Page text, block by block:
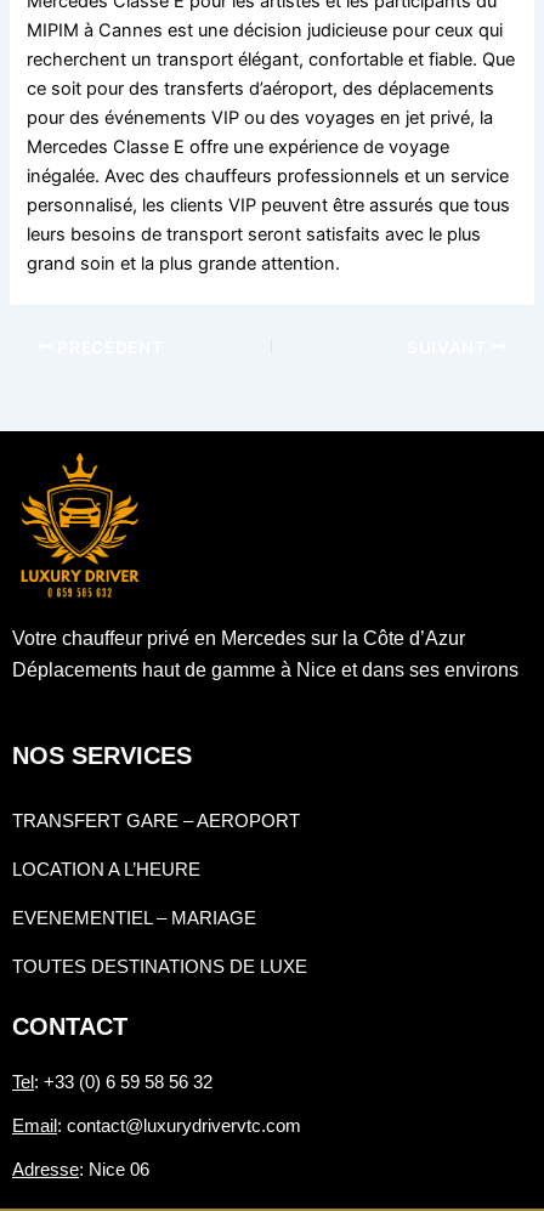
MIPIM à Cannes est une décision judicieuse pour ceux qui
recherchent un transport élégant, confortable et fiable. Que
ce soit pour des transferts d’aéroport, des déplacements
pour des événements VIP ou des voyages en jet privé, la
Mercedes Classe E offre une expérience de voyage
inégalée. Avec des chauffeurs professionnels et un service
personnalisé, les clients VIP peuvent être assurés que tous
leurs besoins de transport seront satisfaits avec le plus
grand soin et la plus grande attention.
Votre chauffeur privé en Mercedes sur la Côte d’Azur
Déplacements haut de gamme à Nice et dans ses environs
NOS SERVICES
TRANSFERT GARE – AEROPORT
LOCATION A L’HEURE
EVENEMENTIEL – MARIAGE
TOUTES DESTINATIONS DE LUXE
CONTACT
Tel : +33 (0) 6 59 58 56 32
Email : contact@luxurydrivervtc.com
Adresse: Nice 06